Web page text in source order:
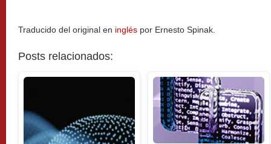
Traducido del original en inglés por Ernesto Spinak.
Posts relacionados: